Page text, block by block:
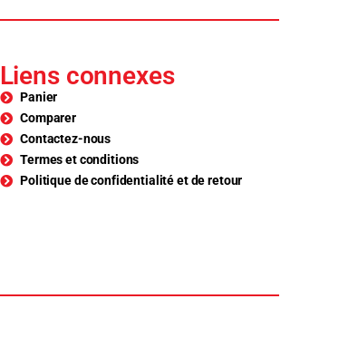
Liens connexes
Panier
Comparer
Contactez-nous
Termes et conditions
Politique de confidentialité et de retour